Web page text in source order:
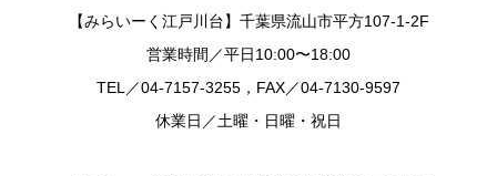
【みらいーく江戸川台】千葉県流山市平方107-1-2F
営業時間／平日10:00〜18:00
TEL／04-7157-3255，FAX／04-7130-9597
休業日／土曜・日曜・祝日